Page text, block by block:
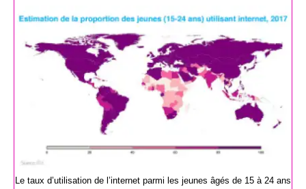
publication :
Le taux d’utilisation de l’internet parmi les jeunes âgés de 15 à 24 ans